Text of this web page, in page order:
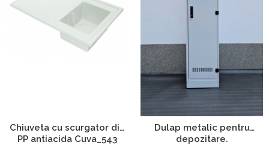
Chiuveta cu scurgator din
PP antiacida Cuva_543
Dulap metalic pentru
depozitare.